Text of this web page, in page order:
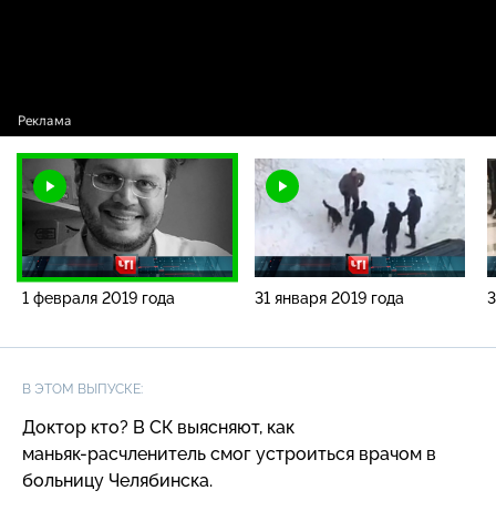
1 февраля 2019 года 31 января 2019 года
В ЭТОМ ВЫПУСКЕ:
Доктор кто? В СК выясняют, как
маньяк-расчленитель смог устроиться врачом в
больницу Челябинска.